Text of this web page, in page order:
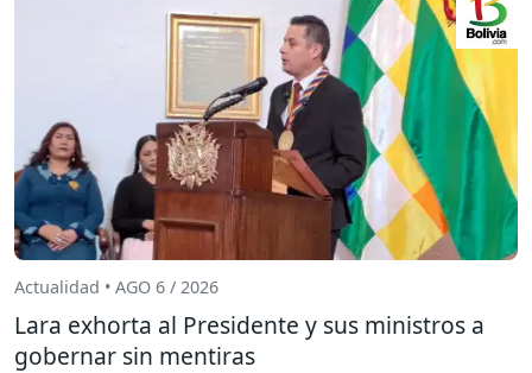
Actualidad • AGO 6 / 2026
Lara exhorta al Presidente y sus ministros a
gobernar sin mentiras